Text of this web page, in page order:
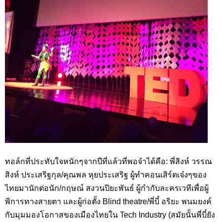
ทอล์กที่ประทับใจหนักๆจากปีที่แล้วที่พอจำได้คือ: พี่สิงห์ วรรณ
สิงห์ ประเสริฐกุล/คุณพล หุยประเสริฐ ผู้ทำคอนเสิร์ตเจ๋งๆของ
ไทยมานักต่อนัก/กฤษณ์ สงวนปิยะพันธ์ ผู้กำกับละครเวทีเพื่อผู้
พิการทางสายตา และผู้ก่อตั้ง Blind theatre/พี่บี๋ อริยะ พนมยงค์
กับมุมมองโอกาสของเมืองไทยใน Tech Industry (สมัยนั้นพี่บี๋ยัง